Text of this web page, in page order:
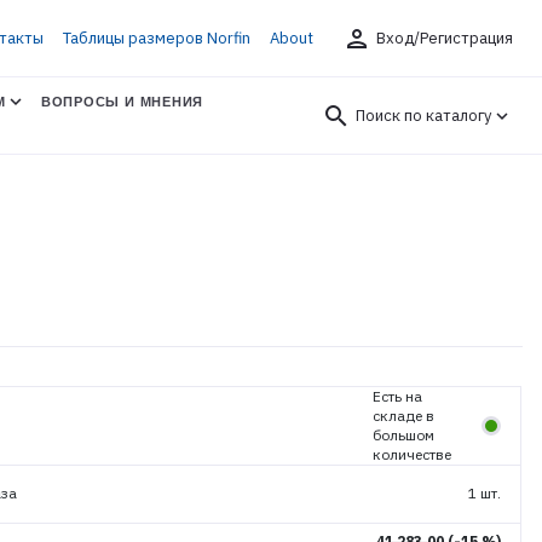
Таблицы размеров Norfin About person Вход/Регистрация
ВОПРОСЫ И МНЕНИЯ
search Поиск по каталогу
Есть на
складе в
большом
количестве
1 шт.